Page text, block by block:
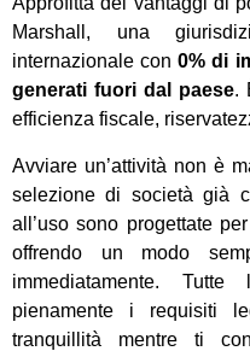
Marshall, una
internazionale con0% di
generati fuori dal paese.
efficienza fiscale,
Avviare un’attività non è
selezione di società già
all’uso sono progettate
offrendo un modo
immediatamente.
pienamente i requisiti
tranquillità mentre ti